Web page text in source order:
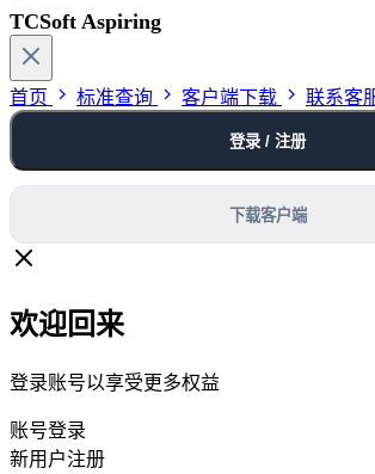
TCSoft Aspiring
首页 标准查询 客户端下载 联系客
登录 / 注册
下载客户端
欢迎回来
登录账号以享受更多权益
账号登录
新用户注册